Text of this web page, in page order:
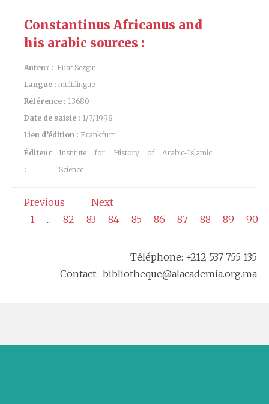
Constantinus Africanus and
his arabic sources :
Auteur : Fuat Sezgin
Langue : multilingue
Référence : 13680
Date de saisie : 1/7/1998
Lieu d’édition : Frankfurt
Éditeur
:
Institute for History of Arabic-Islamic
Science
Previous
Next
1
... 82 83 84 85 86 87 88 89 90
Téléphone: +212 537 755 135
Contact: bibliotheque@alacademia.org.ma